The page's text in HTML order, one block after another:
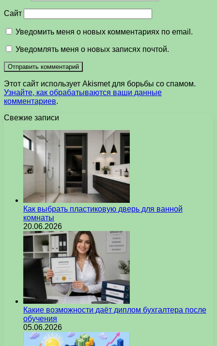
Сайт
Уведомить меня о новых комментариях по email.
Уведомлять меня о новых записях почтой.
Этот сайт использует Akismet для борьбы со спамом.
Узнайте, как обрабатываются ваши данные
комментариев.
Свежие записи
Как выбрать пластиковую дверь для ванной
комнаты
20.06.2026
Какие возможности даёт диплом бухгалтера после
обучения
05.06.2026